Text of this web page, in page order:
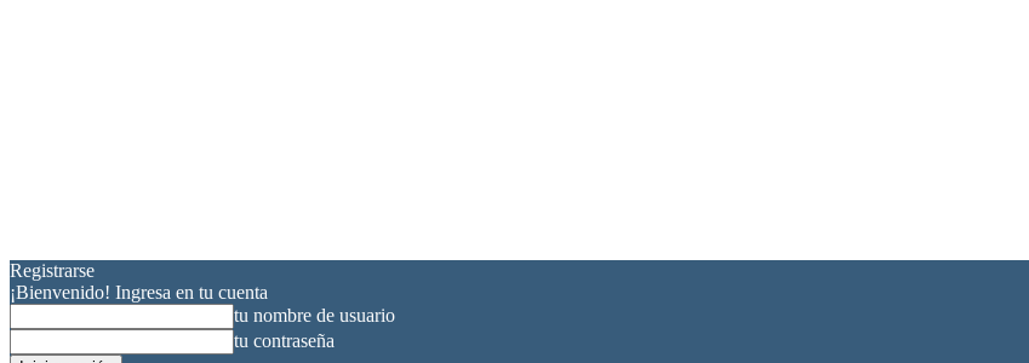
Registrarse
¡Bienvenido! Ingresa en tu cuenta
tu nombre de usuario
tu contraseña